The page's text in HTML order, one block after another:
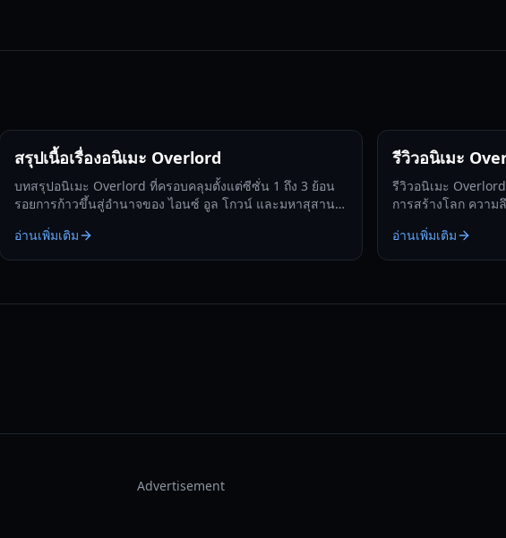
สรุปเนื้อเรื่องอนิเมะ Overlord
บทสรุปอนิเมะ Overlord ที่ครอบคลุมตั้งแต่ซีซั่น 1 ถึง 3 ย้อน
รอยการก้าวขึ้นสู่อำนาจของ ไอนซ์ อูล โกวน์ และมหาสุสาน
อ่านเพิ่มเติม
รีวิวอนิเมะ
รีวิวอนิเมะ
การสร้างโลก ควา
อ่านเพิ่มเติม
Advertisement